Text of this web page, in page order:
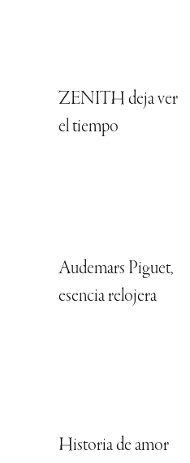
ZENITH deja ver
el tiempo
Audemars Piguet,
esencia relojera
Historia de amor